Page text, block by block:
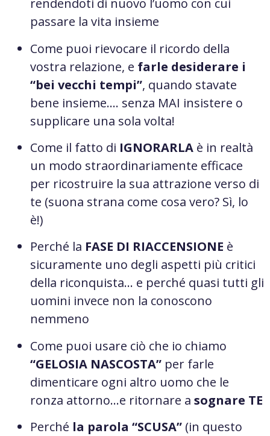
rendendoti di nuovo l’uomo con cui
passare la vita insieme
Come puoi rievocare il ricordo della
vostra relazione, e farle desiderare i
“bei vecchi tempi”, quando stavate
bene insieme…. senza MAI insistere o
supplicare una sola volta!
Come il fatto di IGNORARLA è in realtà
un modo straordinariamente efficace
per ricostruire la sua attrazione verso di
te (suona strana come cosa vero? Sì, lo
è!)
Perché la FASE DI RIACCENSIONE è
sicuramente uno degli aspetti più critici
della riconquista… e perché quasi tutti gli
uomini invece non la conoscono
nemmeno
Come puoi usare ciò che io chiamo
“GELOSIA NASCOSTA” per farle
dimenticare ogni altro uomo che le
ronza attorno…e ritornare a sognare TE
Perché la parola “SCUSA” (in questo